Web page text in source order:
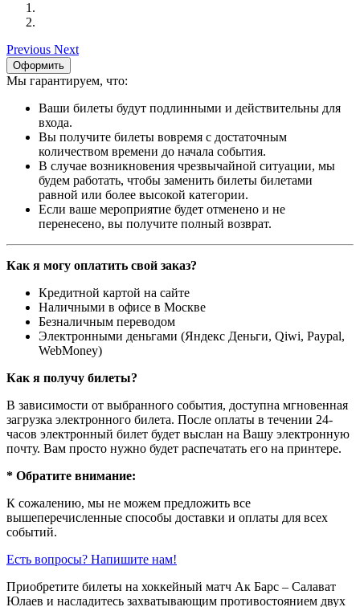
Previous Next
Оформить
Мы гарантируем, что:
Ваши билеты будут подлинными и действительны для
входа.
Вы получите билеты вовремя с достаточным
количеством времени до начала события.
В случае возникновения чрезвычайной ситуации, мы
будем работать, чтобы заменить билеты билетами
равной или более высокой категории.
Если ваше мероприятие будет отменено и не
перенесено, вы получите полный возврат.
Как я могу оплатить свой заказ?
Кредитной картой на сайте
Наличными в офисе в Москве
Безналичным переводом
Электронными деньгами (Яндекс Деньги, Qiwi, Paypal,
WebMoney)
Как я получу билеты?
В зависимости от выбранного события, доступна мгновенная
загрузка электронного билета. После оплаты в течении 24-
часов электронный билет будет выслан на Вашу электронную
почту. Вам просто нужно будет распечатать его на принтере.
* Обратите внимание:
К сожалению, мы не можем предложить все
вышеперечисленные способы доставки и оплаты для всех
событий.
Есть вопросы? Напишите нам!
Приобретите билеты на хоккейный матч Ак Барс – Салават
Юлаев и насладитесь захватывающим противостоянием двух